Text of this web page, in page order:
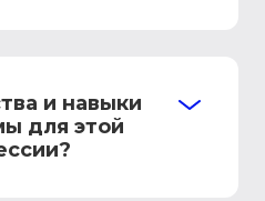
и навыки
для этой